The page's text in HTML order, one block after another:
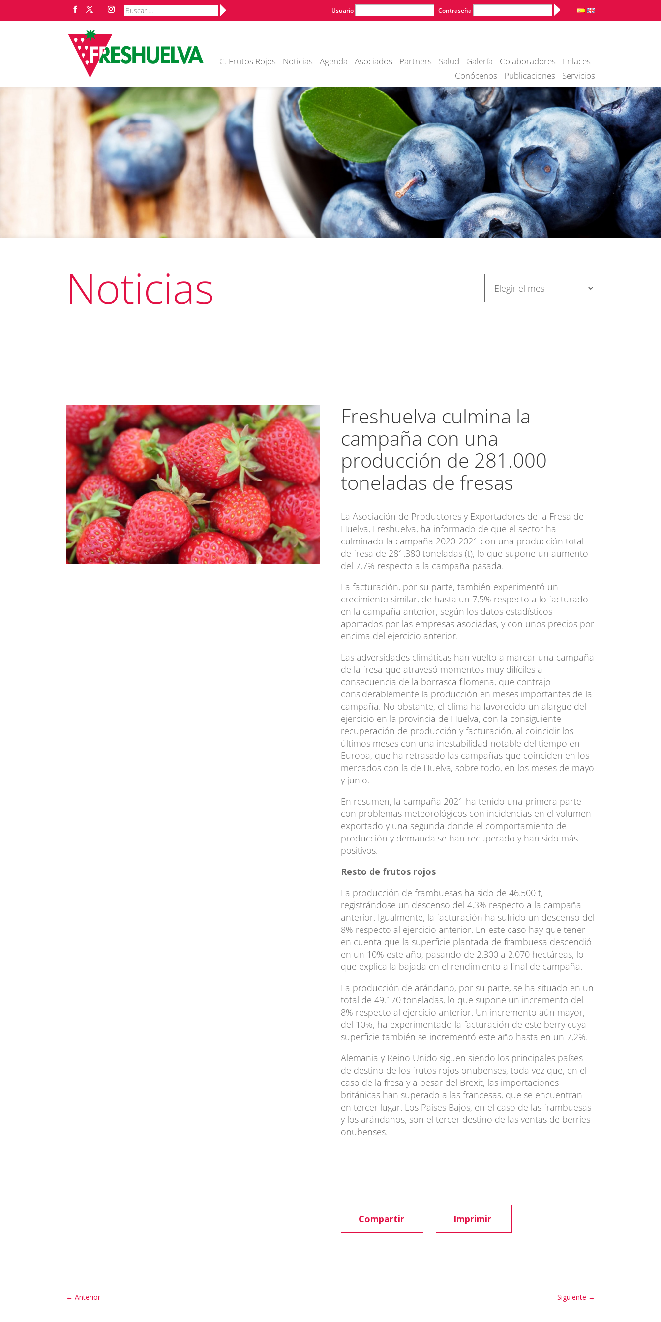
Usuario Contraseña Alternative:
C. Frutos Rojos Noticias Agenda Asociados Partners Salud Galería Colaboradores
Enlaces
Conócenos
Publicaciones Servicios
Noticias
Freshuelva culmina la
campaña con una
producción de 281.000
toneladas de fresas
La Asociación de Productores y Exportadores de la Fresa de
Huelva, Freshuelva, ha informado de que el sector ha
culminado la campaña 2020-2021 con una producción total
de fresa de 281.380 toneladas (t), lo que supone un aumento
del 7,7% respecto a la campaña pasada.
La facturación, por su parte, también experimentó un
crecimiento similar, de hasta un 7,5% respecto a lo facturado
en la campaña anterior, según los datos estadísticos
aportados por las empresas asociadas, y con unos precios por
encima del ejercicio anterior.
Las adversidades climáticas han vuelto a marcar una campaña
de la fresa que atravesó momentos muy difíciles a
consecuencia de la borrasca filomena, que contrajo
considerablemente la producción en meses importantes de la
campaña. No obstante, el clima ha favorecido un alargue del
ejercicio en la provincia de Huelva, con la consiguiente
recuperación de producción y facturación, al coincidir los
últimos meses con una inestabilidad notable del tiempo en
Europa, que ha retrasado las campañas que coinciden en los
mercados con la de Huelva, sobre todo, en los meses de mayo
y junio.
En resumen, la campaña 2021 ha tenido una primera parte
con problemas meteorológicos con incidencias en el volumen
exportado y una segunda donde el comportamiento de
producción y demanda se han recuperado y han sido más
positivos.
Resto de frutos rojos
La producción de frambuesas ha sido de 46.500 t,
registrándose un descenso del 4,3% respecto a la campaña
anterior. Igualmente, la facturación ha sufrido un descenso del
8% respecto al ejercicio anterior. En este caso hay que tener
en cuenta que la superficie plantada de frambuesa descendió
en un 10% este año, pasando de 2.300 a 2.070 hectáreas, lo
que explica la bajada en el rendimiento a final de campaña.
La producción de arándano, por su parte, se ha situado en un
total de 49.170 toneladas, lo que supone un incremento del
8% respecto al ejercicio anterior. Un incremento aún mayor,
del 10%, ha experimentado la facturación de este berry cuya
superficie también se incrementó este año hasta en un 7,2%.
Alemania y Reino Unido siguen siendo los principales países
de destino de los frutos rojos onubenses, toda vez que, en el
caso de la fresa y a pesar del Brexit, las importaciones
británicas han superado a las francesas, que se encuentran
en tercer lugar. Los Países Bajos, en el caso de las frambuesas
y los arándanos, son el tercer destino de las ventas de berries
onubenses.
Compartir Imprimir
←Anterior Siguiente →